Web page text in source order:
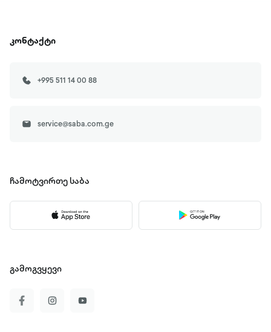
კონტაქტი
+995 511 14 00 88
service@saba.com.ge
ჩამოტვირთე საბა
გამოგვყევი